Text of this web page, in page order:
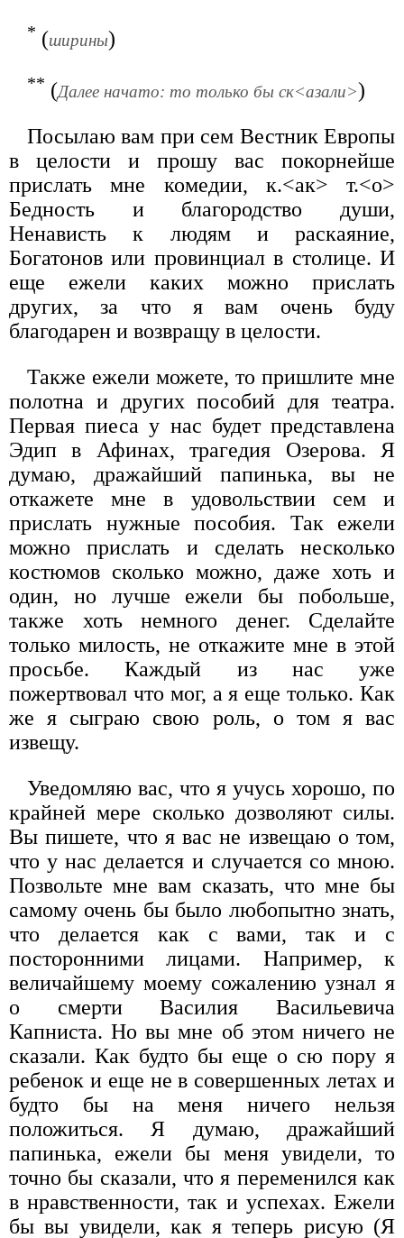
* (ширины)
** (Далее начато: то только бы ск<азали>)
Посылаю вам при сем Вестник Европы
в целости и прошу вас покорнейше
прислать мне комедии, к.<ак> т.<о>
Бедность и благородство души,
Ненависть к людям и раскаяние,
Богатонов или провинциал в столице. И
еще ежели каких можно прислать
других, за что я вам очень буду
благодарен и возвращу в целости.
Также ежели можете, то пришлите мне
полотна и других пособий для театра.
Первая пиеса у нас будет представлена
Эдип в Афинах, трагедия Озерова. Я
думаю, дражайший папинька, вы не
откажете мне в удовольствии сем и
прислать нужные пособия. Так ежели
можно прислать и сделать несколько
костюмов сколько можно, даже хоть и
один, но лучше ежели бы побольше,
также хоть немного денег. Сделайте
только милость, не откажите мне в этой
просьбе. Каждый из нас уже
пожертвовал что мог, а я еще только. Как
же я сыграю свою роль, о том я вас
извещу.
Уведомляю вас, что я учусь хорошо, по
крайней мере сколько дозволяют силы.
Вы пишете, что я вас не извещаю о том,
что у нас делается и случается со мною.
Позвольте мне вам сказать, что мне бы
самому очень бы было любопытно знать,
что делается как с вами, так и с
посторонними лицами. Например, к
величайшему моему сожалению узнал я
о смерти Василия Васильевича
Капниста. Но вы мне об этом ничего не
сказали. Как будто бы еще о сю пору я
ребенок и еще не в совершенных летах и
будто бы на меня ничего нельзя
положиться. Я думаю, дражайший
папинька, ежели бы меня увидели, то
точно бы сказали, что я переменился как
в нравственности, так и успехах. Ежели
бы вы увидели, как я теперь рисую (Я